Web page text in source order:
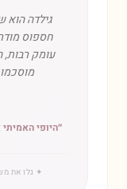
גילדה
חספוס
עומק
״היופי
✦ גלו את